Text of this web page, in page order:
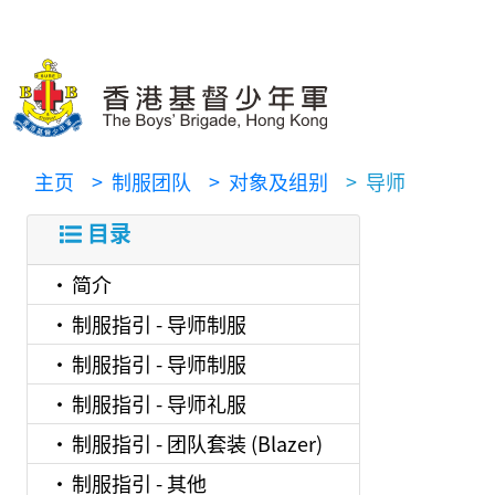
主页 > 制服团队 > 对象及组别 > 导师
目录
简介
制服指引 - 导师制服
制服指引 - 导师制服
制服指引 - 导师礼服
制服指引 - 团队套装 (Blazer)
制服指引 - 其他